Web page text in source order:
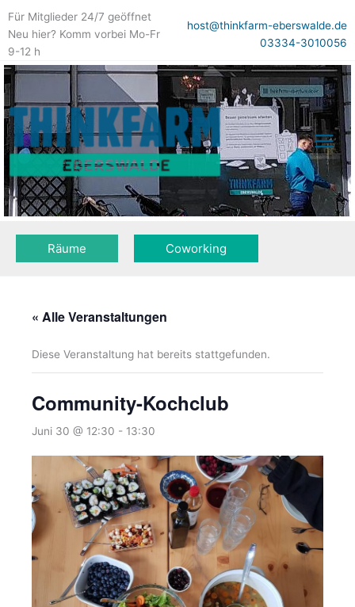
Für Mitglieder 24/7 geöffnet
Neu hier? Komm vorbei Mo-Fr
9-12 h
host@thinkfarm-eberswalde.de
03334-3010056
Räume Coworking
« Alle Veranstaltungen
Diese Veranstaltung hat bereits stattgefunden.
Community-Kochclub
Juni 30 @ 12:30 - 13:30